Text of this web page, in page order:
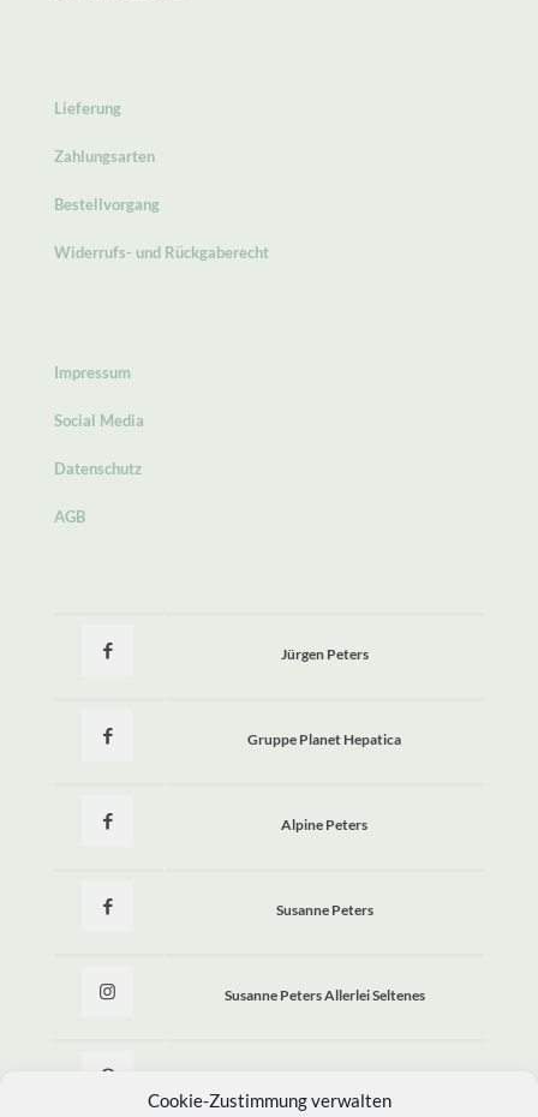
Cookie-Zustimmung verwalten
Lieferung
Zahlungsarten
Bestellvorgang
Widerrufs- und Rückgaberecht
Impressum
Social Media
Datenschutz
AGB
Jürgen Peters
Gruppe Planet Hepatica
Alpine Peters
Susanne Peters
Susanne Peters Allerlei Seltenes